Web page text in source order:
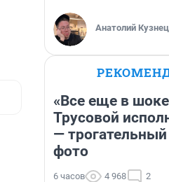
Анатолий
«Все еще в
Трусовой
— трогательный
фото
6 часов 4 968 2